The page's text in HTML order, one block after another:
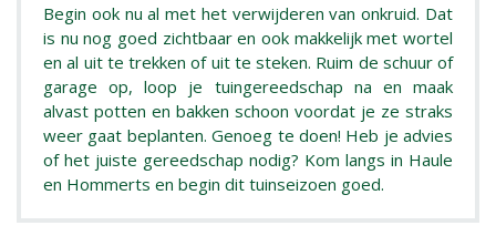
Begin ook nu al met het verwijderen van onkruid. Dat
is nu nog goed zichtbaar en ook makkelijk met wortel
en al uit te trekken of uit te steken. Ruim de schuur of
garage op, loop je tuingereedschap na en maak
alvast potten en bakken schoon voordat je ze straks
weer gaat beplanten. Genoeg te doen! Heb je advies
of het juiste gereedschap nodig? Kom langs in Haule
en Hommerts en begin dit tuinseizoen goed.